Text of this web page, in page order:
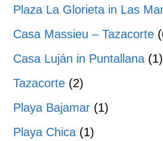
Plaza La Glorieta in Las
Casa Massieu – Tazacorte
Casa Luján in Puntallana (1)
Tazacorte (2)
Playa Bajamar (1)
Playa Chica (1)